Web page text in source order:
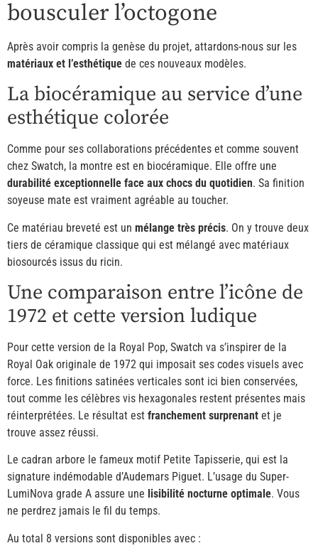
bousculer l’octogone
Après avoir compris la genèse du projet, attardons-nous sur les
matériaux et l’esthétique de ces nouveaux modèles.
La biocéramique au service d’une
esthétique colorée
Comme pour ses collaborations précédentes et comme souvent
chez Swatch, la montre est en biocéramique. Elle offre une
durabilité exceptionnelle face aux chocs du quotidien. Sa finition
soyeuse mate est vraiment agréable au toucher.
Ce matériau breveté est un mélange très précis. On y trouve deux
tiers de céramique classique qui est mélangé avec matériaux
biosourcés issus du ricin.
Une comparaison entre l’icône de
1972 et cette version ludique
Pour cette version de la Royal Pop, Swatch va s’inspirer de la
Royal Oak originale de 1972 qui imposait ses codes visuels avec
force. Les finitions satinées verticales sont ici bien conservées,
tout comme les célèbres vis hexagonales restent présentes mais
réinterprétées. Le résultat est franchement surprenant et je
trouve assez réussi.
Le cadran arbore le fameux motif Petite Tapisserie, qui est la
signature indémodable d’Audemars Piguet. L’usage du Super-
LumiNova grade A assure une lisibilité nocturne optimale. Vous
ne perdrez jamais le fil du temps.
Au total 8 versions sont disponibles avec :